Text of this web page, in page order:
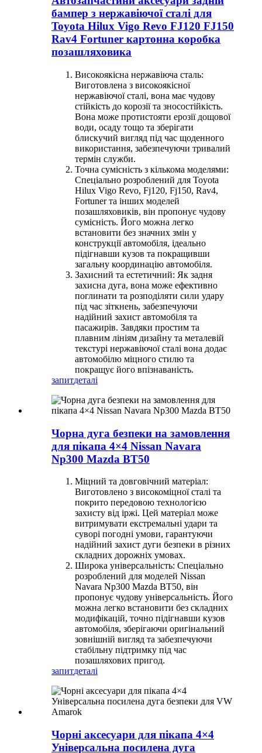
бампер з нержавіючої сталі для
Toyota Hilux Vigo Revo FJ120 FJ150
Rav4 Fortuner картонна коробка
позашляховика
Високоякісна нержавіюча сталь:
Виготовлена ​​з високоякісної
нержавіючої сталі, вона має чудову
стійкість до корозії та зносостійкість.
Вона може протистояти ерозії дощової
води, осаду тощо та зберігати
блискучий вигляд під час щоденного
використання, забезпечуючи тривалий
термін служби.
Точна сумісність з кількома моделями:
Спеціально розроблений для Toyota
Hilux Vigo Revo, Fj120, Fj150, Rav4,
Fortuner та інших моделей
позашляховиків, він пропонує чудову
сумісність. Його можна легко
встановити без значних змін у
конструкції автомобіля, ідеально
підігнавши кузов та покращивши
загальну координацію автомобіля.
Захисний та естетичний: Як задня
захисна дуга, вона може ефективно
поглинати та розподіляти сили удару
під час зіткнень, забезпечуючи
надійний захист автомобіля та
пасажирів. Завдяки простим та
плавним лініям дизайну та металевій
текстурі нержавіючої сталі вона додає
автомобілю міцного стилю та
покращує його впізнаваність.
запитдеталі
Чорна дуга безпеки на замовлення
для пікапа 4×4 Nissan Navara
Np300 Mazda BT50
Міцний та довговічний матеріал:
Виготовлено з високоміцної сталі та
покрито передовою технологією
захисту від іржі. Цей матеріал може
витримувати екстремальні удари та
суворі погодні умови, гарантуючи
надійний захист дуги безпеки в різних
складних дорожніх умовах.
Широка універсальність: Спеціально
розроблений для моделей Nissan
Navara Np300 Mazda BT50, він
пропонує чудову універсальність. Його
можна легко встановити без складних
модифікацій, точно підігнавши кузов
автомобіля, зберігаючи оригінальний
зовнішній вигляд та забезпечуючи
стабільну підтримку під час
позашляхових пригод.
запитдеталі
Чорні аксесуари для пікапа 4×4
Універсальна посилена дуга